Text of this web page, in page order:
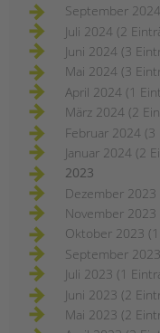
September
Juli 2024 (2
Juni 2024 (3
Mai 2024 (3
April 2024 (1
März 2024 (2
Februar 2024 (3
Januar 2024 (2
2023
Dezember 2023
November 2023
Oktober 2023
September
Juli 2023 (1
Juni 2023 (2
Mai 2023 (2